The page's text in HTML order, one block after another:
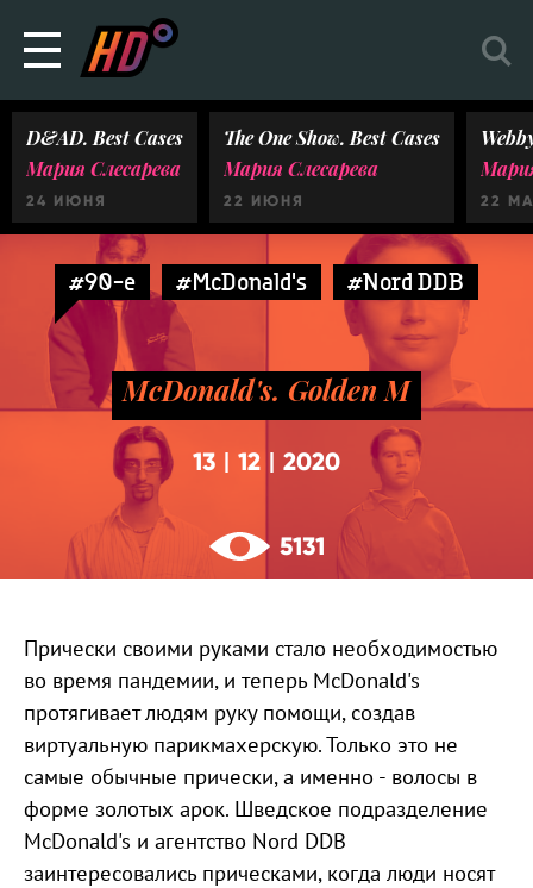
D&AD. Best Cases
Мария Слесарева
24 ИЮНЯ
The One Show. Best Cases
Мария Слесарева
22 ИЮНЯ 22
#90-e #McDonald's #Nord DDB
McDonald's. Golden M
13 12 2020
5131
Прически своими руками стало необходимостью
во время пандемии, и теперь McDonald's
протягивает людям руку помощи, создав
виртуальную парикмахерскую. Только это не
самые обычные прически, а именно - волосы в
форме золотых арок. Шведское подразделение
McDonald's и агентство Nord DDB
заинтересовались прическами, когда люди носят